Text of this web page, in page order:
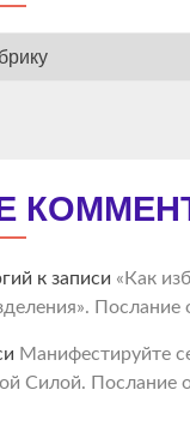
к записи «Как
Послание
Манифестируйте
Силой. Послание